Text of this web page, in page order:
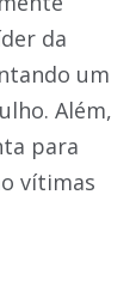
da
um
Além,
para
vítimas